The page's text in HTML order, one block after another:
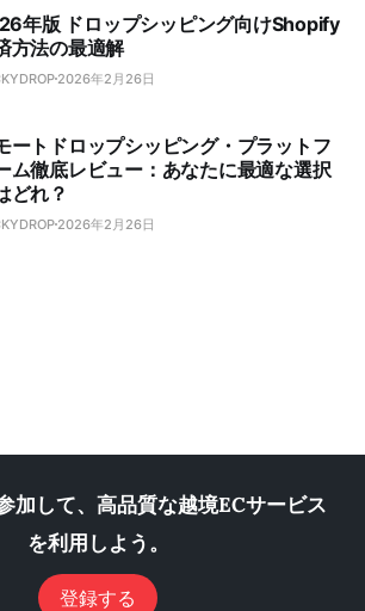
年版 ドロップシッピング向けShopify
方法の最適解
2026年2月26日
ートドロップシッピング・プラットフ
ム徹底レビュー：あなたに最適な選択
どれ？
2026年2月26日
加して、高品質な越境ECサービス
を利用しよう。
登録する